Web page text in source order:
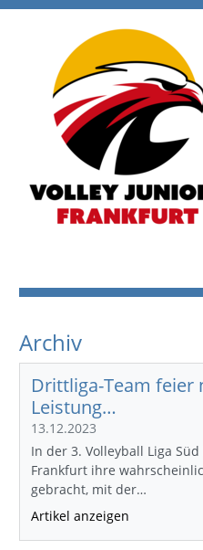
Archiv
Drittliga-Team feier
Leistung…
13.12.2023
In der 3. Volleyball Liga
Frankfurt ihre
gebracht, mit der…
Artikel anzeigen